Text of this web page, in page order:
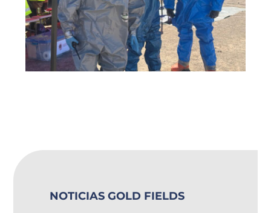
NOTICIAS GOLD FIELDS